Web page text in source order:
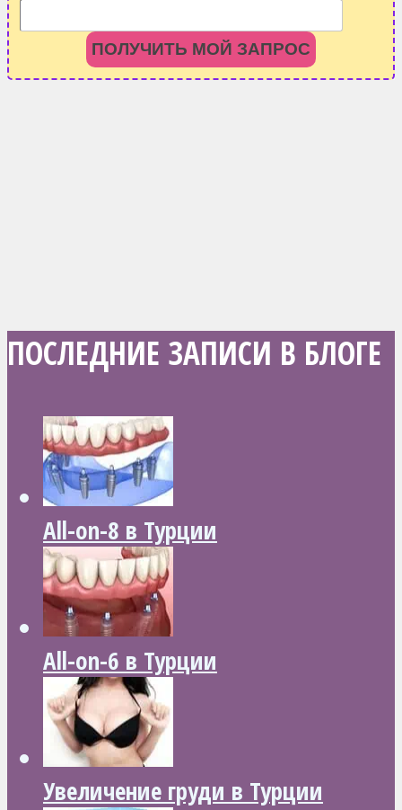
ПОЛУЧИТЬ МОЙ ЗАПРОС
ПОСЛЕДНИЕ ЗАПИСИ В БЛОГЕ
All-on-8 в Турции
All-on-6 в Турции
Увеличение груди в Турции